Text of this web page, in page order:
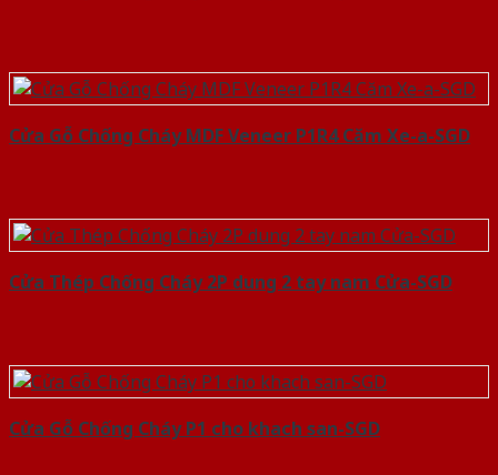
Cửa Gỗ Chống Cháy MDF Veneer P1R4 Căm Xe-a-SGD
Cửa Thép Chống Cháy 2P dung 2 tay nam Cửa-SGD
Cửa Gỗ Chống Cháy P1 cho khach san-SGD